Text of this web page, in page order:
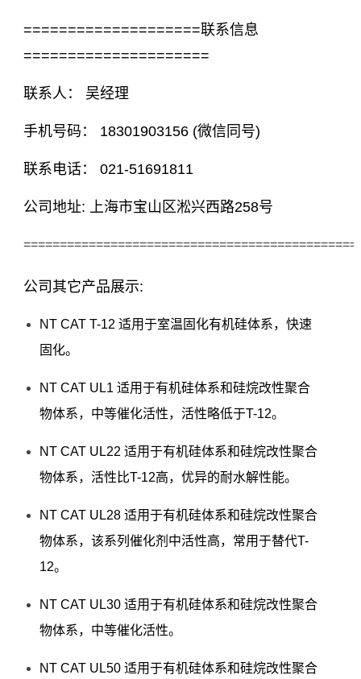
====================联系信息
=====================
联系人： 吴经理
手机号码： 18301903156 (微信同号)
联系电话： 021-51691811
公司地址: 上海市宝山区淞兴西路258号
公司其它产品展示:
NT CAT T-12 适用于室温固化有机硅体系，快速
固化。
NT CAT UL1 适用于有机硅体系和硅烷改性聚合
物体系，中等催化活性，活性略低于T-12。
NT CAT UL22 适用于有机硅体系和硅烷改性聚合
物体系，活性比T-12高，优异的耐水解性能。
NT CAT UL28 适用于有机硅体系和硅烷改性聚合
物体系，该系列催化剂中活性高，常用于替代T-
12。
NT CAT UL30 适用于有机硅体系和硅烷改性聚合
物体系，中等催化活性。
NT CAT UL50 适用于有机硅体系和硅烷改性聚合